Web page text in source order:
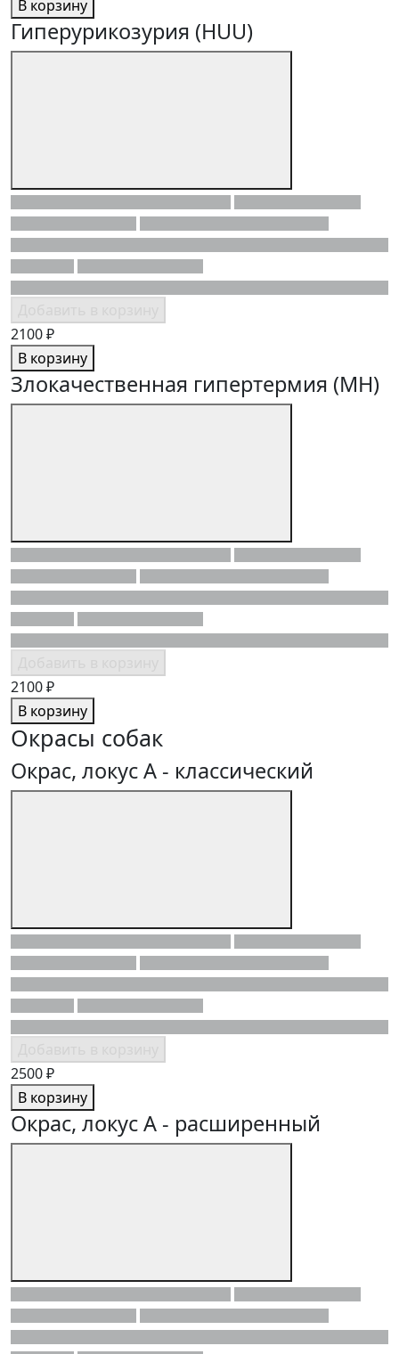
В корзину
Гиперурикозурия (HUU)
2100 ₽
В корзину
Злокачественная гипертермия (MH)
2100 ₽
В корзину
Окрасы собак
Окрас, локус A - классический
2500 ₽
В корзину
Окрас, локус A - расширенный